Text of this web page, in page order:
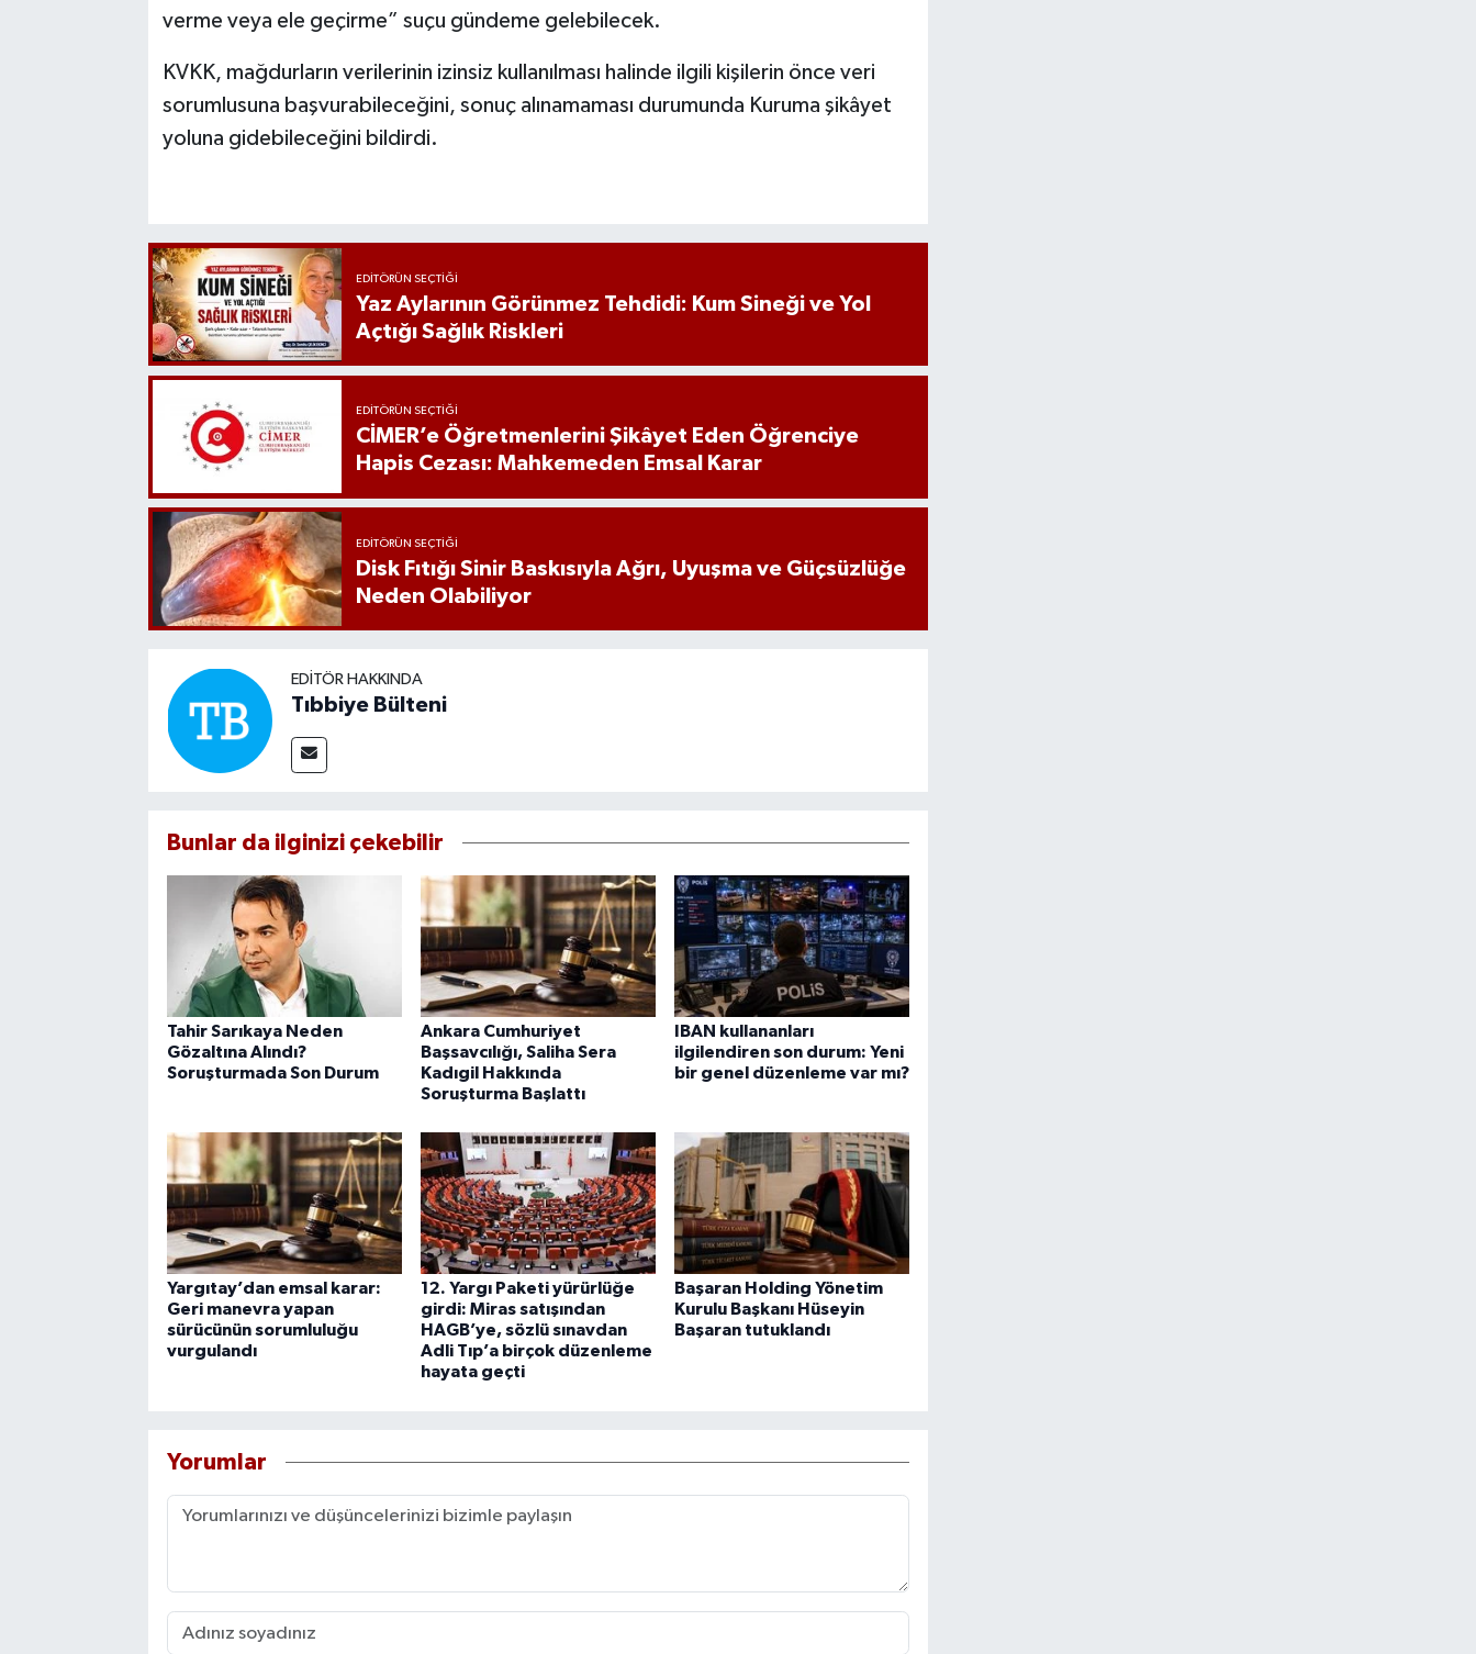
verme veya ele geçirme” suçu gündeme gelebilecek.
KVKK, mağdurların verilerinin izinsiz kullanılması halinde ilgili kişilerin önce veri
sorumlusuna başvurabileceğini, sonuç alınamaması durumunda Kuruma şikâyet
yoluna gidebileceğini bildirdi.
EDITÖRÜN SEÇTIĞI
Yaz Aylarının Görünmez Tehdidi: Kum Sineği ve Yol
Açtığı Sağlık Riskleri
EDITÖRÜN SEÇTIĞI
CİMER’e Öğretmenlerini Şikâyet Eden Öğrenciye
Hapis Cezası: Mahkemeden Emsal Karar
EDITÖRÜN SEÇTIĞI
Disk Fıtığı Sinir Baskısıyla Ağrı, Uyuşma ve Güçsüzlüğe
Neden Olabiliyor
EDITÖR HAKKINDA
Tıbbiye Bülteni
Bunlar da ilginizi çekebilir
Tahir Sarıkaya Neden
Gözaltına Alındı?
Soruşturmada Son Durum
Ankara Cumhuriyet
Başsavcılığı, Saliha Sera
Kadıgil Hakkında
Soruşturma Başlattı
IBAN kullananları
ilgilendiren son durum: Yeni
bir genel düzenleme var mı?
Yargıtay’dan emsal karar:
Geri manevra yapan
sürücünün sorumluluğu
vurgulandı
12. Yargı Paketi yürürlüğe
girdi: Miras satışından
HAGB’ye, sözlü sınavdan
Adli Tıp’a birçok düzenleme
hayata geçti
Başaran Holding Yönetim
Kurulu Başkanı Hüseyin
Başaran tutuklandı
Yorumlar